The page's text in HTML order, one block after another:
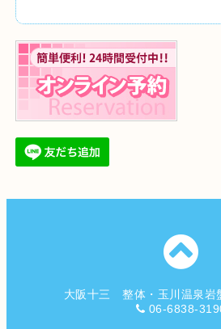
大阪十三 整体・玉川温泉岩
06-6838-